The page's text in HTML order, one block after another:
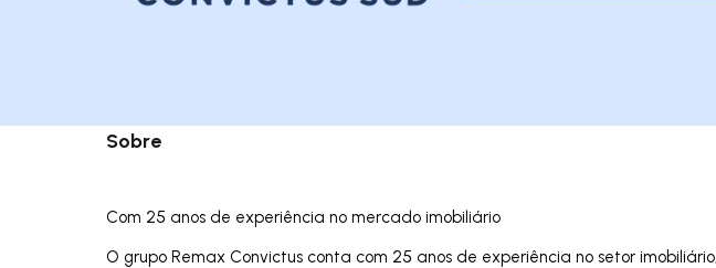
Sobre
Com 25 anos de experiência no mercado imobiliário
O grupo Remax Convictus conta com 25 anos de experiência no setor